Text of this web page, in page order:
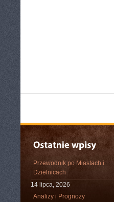
Przewodnik po Miastach i
Dzielnicach
14 lipca, 2026
Analizy i Prognozy